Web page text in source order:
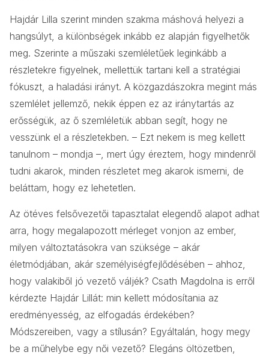
Hajdár Lilla szerint minden szakma máshová helyezi a
hangsúlyt, a különbségek inkább ez alapján figyelhetők
meg. Szerinte a műszaki szemléletűek leginkább a
részletekre figyelnek, mellettük tartani kell a stratégiai
fókuszt, a haladási irányt. A közgazdászokra megint más
szemlélet jellemző, nekik éppen ez az iránytartás az
erősségük, az ő szemléletük abban segít, hogy ne
vesszünk el a részletekben. – Ezt nekem is meg kellett
tanulnom – mondja –, mert úgy éreztem, hogy mindenről
tudni akarok, minden részletet meg akarok ismerni, de
beláttam, hogy ez lehetetlen.
Az ötéves felsővezetői tapasztalat elegendő alapot adhat
arra, hogy megalapozott mérleget vonjon az ember,
milyen változtatásokra van szüksége – akár
életmódjában, akár személyiségfejlődésében – ahhoz,
hogy valakiből jó vezető váljék? Csath Magdolna is erről
kérdezte Hajdár Lillát: min kellett módosítania az
eredményesség, az elfogadás érdekében?
Módszereiben, vagy a stílusán? Egyáltalán, hogy megy
be a műhelybe egy női vezető? Elegáns öltözetben,